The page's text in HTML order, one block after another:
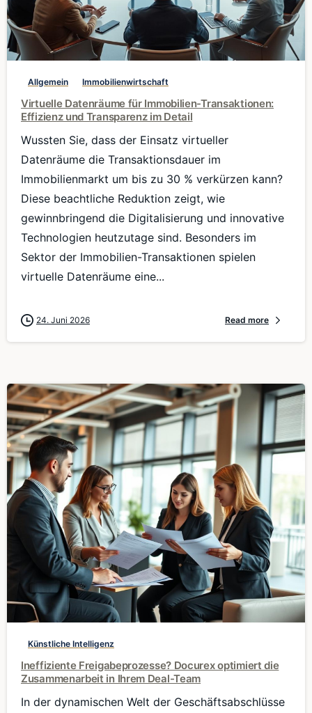
0
Allgemein Immobilienwirtschaft
Virtuelle Datenräume für Immobilien-Transaktionen:
Effizienz und Transparenz im Detail
Wussten Sie, dass der Einsatz virtueller
Datenräume die Transaktionsdauer im
Immobilienmarkt um bis zu 30 % verkürzen kann?
Diese beachtliche Reduktion zeigt, wie
gewinnbringend die Digitalisierung und innovative
Technologien heutzutage sind. Besonders im
Sektor der Immobilien-Transaktionen spielen
virtuelle Datenräume eine...
24. Juni 2026 Read more
0
Künstliche Intelligenz
Ineffiziente Freigabeprozesse? Docurex optimiert die
Zusammenarbeit in Ihrem Deal-Team
In der dynamischen Welt der Geschäftsabschlüsse